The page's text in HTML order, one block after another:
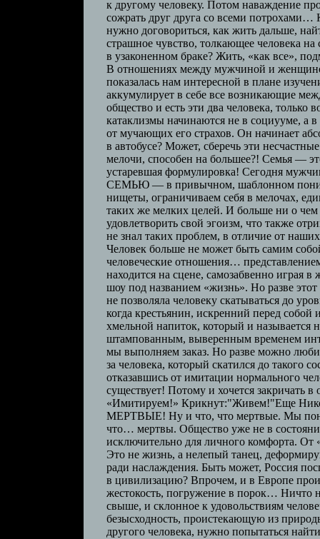
к другому человеку. Потом наваждение
сожрать друг друга со всеми потрохами…
нужно договориться, как жить дальше,
страшное чувство, толкающее человека на
в узаконенном браке? Жить, «как все»,
В отношениях между мужчиной и
показалась нам интересной в плане
аккумулирует в себе все возникающие
общество и есть эти два человека,
катаклизмы начинаются не в социууме, а
от мучающих его страхов. Он начинает
в автобусе? Может, сберечь эти
мелочи, способен на большее?! Семья —
устаревшая формулировка! Сегодня
СЕМЬЮ — в привычном, шаблонном
нищеты, ограничиваем себя в мелочах,
таких же мелких целей. И больше ни о
удовлетворить свой эгоизм, что также
не знал таких проблем, в отличие от
Человек больше не может быть самим
человеческие отношения…
находится на сцене, самозабвенно играя
шоу под названием «жизнь». Но разве
не позволяла человеку скатываться до
когда крестьянин, искренний перед
хмельной напиток, который и называется
штампованным, выверенным временем
мы выполняем заказ. Но разве можно
за человека, который скатился до такого
отказавшись от имитации нормального
существует! Потому и хочется закричать
«Имитируем!» Крикнут:"Живем!"Еще
МЕРТВЫЕ! Ну и что, что мертвые. Мы
что… мертвы. Общество уже не в
исключительно для личного комфорта. От
Это не жизнь, а нелепый танец,
ради наслаждения. Быть может, Россия
в цивилизацию? Впрочем, и в Европе
жестокость, погружение в порок… Ничто
свыше, и склонное к удовольствиям
безысходность, проистекающую из
другого человека, нужно попытаться